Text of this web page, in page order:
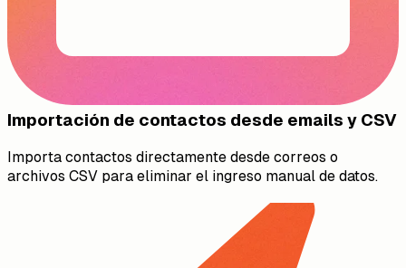
Importación de contactos desde emails y CSV
Importa contactos directamente desde correos o
archivos CSV para eliminar el ingreso manual de datos.